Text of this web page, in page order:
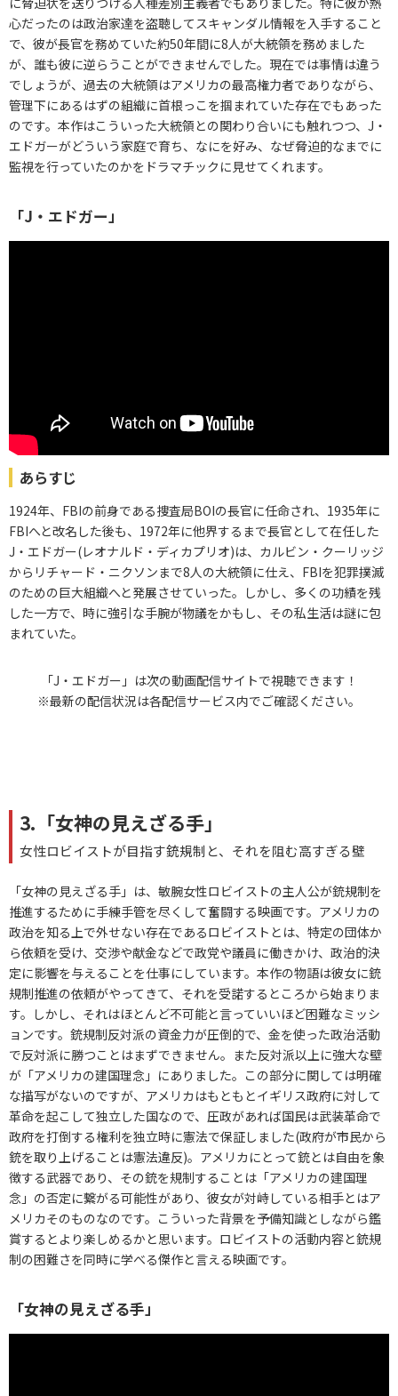
心だったのは政治家達を盗聴してスキャンダル情報を入手すること
で、彼が長官を務めていた約50年間に8人が大統領を務めました
が、誰も彼に逆らうことができませんでした。現在では事情は違う
でしょうが、過去の大統領はアメリカの最高権力者でありながら、
管理下にあるはずの組織に首根っこを掴まれていた存在でもあった
のです。本作はこういった大統領との関わり合いにも触れつつ、J・
エドガーがどういう家庭で育ち、なにを好み、なぜ脅迫的なまでに
監視を行っていたのかをドラマチックに見せてくれます。
「J・エドガー」
あらすじ
1924年、FBIの前身である捜査局BOIの長官に任命され、1935年に
FBIへと改名した後も、1972年に他界するまで長官として在任した
J・エドガー(レオナルド・ディカプリオ)は、カルビン・クーリッジ
からリチャード・ニクソンまで8人の大統領に仕え、FBIを犯罪撲滅
のための巨大組織へと発展させていった。しかし、多くの功績を残
した一方で、時に強引な手腕が物議をかもし、その私生活は謎に包
まれていた。
「J・エドガー」は次の動画配信サイトで視聴できます！
※最新の配信状況は各配信サービス内でご確認ください。
3.「女神の見えざる手」
女性ロビイストが目指す銃規制と、それを阻む高すぎる壁
「女神の見えざる手」は、敏腕女性ロビイストの主人公が銃規制を
推進するために手練手管を尽くして奮闘する映画です。アメリカの
政治を知る上で外せない存在であるロビイストとは、特定の団体か
ら依頼を受け、交渉や献金などで政党や議員に働きかけ、政治的決
定に影響を与えることを仕事にしています。本作の物語は彼女に銃
規制推進の依頼がやってきて、それを受諾するところから始まりま
す。しかし、それはほとんど不可能と言っていいほど困難なミッシ
ョンです。銃規制反対派の資金力が圧倒的で、金を使った政治活動
で反対派に勝つことはまずできません。また反対派以上に強大な壁
が「アメリカの建国理念」にありました。この部分に関しては明確
な描写がないのですが、アメリカはもともとイギリス政府に対して
革命を起こして独立した国なので、圧政があれば国民は武装革命で
政府を打倒する権利を独立時に憲法で保証しました(政府が市民から
銃を取り上げることは憲法違反)。アメリカにとって銃とは自由を象
徴する武器であり、その銃を規制することは「アメリカの建国理
念」の否定に繋がる可能性があり、彼女が対峙している相手とはア
メリカそのものなのです。こういった背景を予備知識としながら鑑
賞するとより楽しめるかと思います。ロビイストの活動内容と銃規
制の困難さを同時に学べる傑作と言える映画です。
「女神の見えざる手」